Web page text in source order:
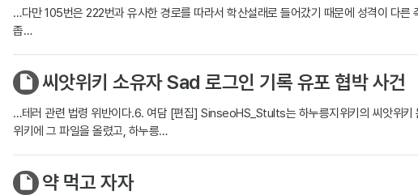
…다만 105번은 222번과 유사한 경로를 따라서 학산설래로 들어갔기 때문에 성격이 다
좁…
씨앗위키 소유자 Sad 로그인 기록 유포 협박 사건
…테러 관련 법령 위반이다.6. 여담 [편집] SinseoHS_Stults는 하누릉지위키의 씨앗위
위키에 그 파일을 올렸고, 하누릉…
약 먹고 자자